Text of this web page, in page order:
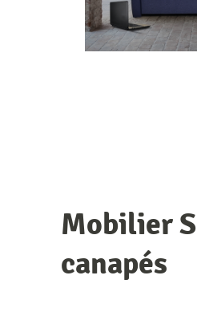
Mobilier
canapés